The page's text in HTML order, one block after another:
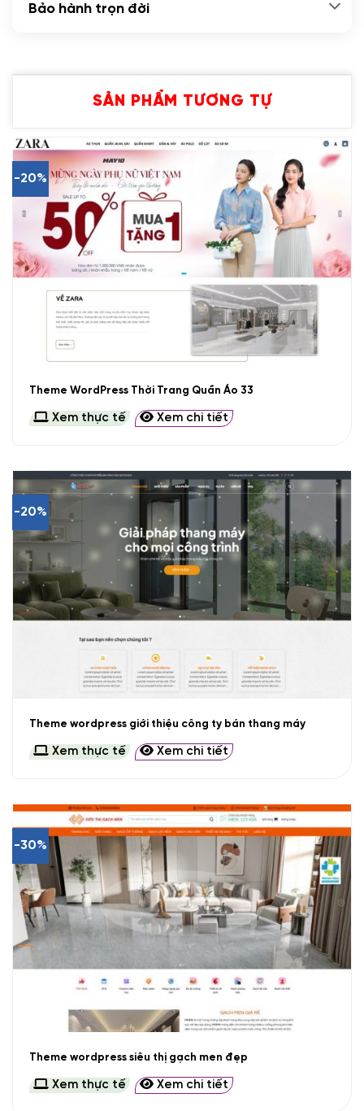
Bảo hành trọn đời
SẢN PHẨM TƯƠNG TỰ
-20%
Theme WordPress Thời Trang Quần Áo 33
Xem thực tế Xem chi tiết
-20%
Theme wordpress giới thiệu công ty bán thang máy
Xem thực tế Xem chi tiết
-30%
Theme wordpress siêu thị gạch men đẹp
Xem thực tế Xem chi tiết